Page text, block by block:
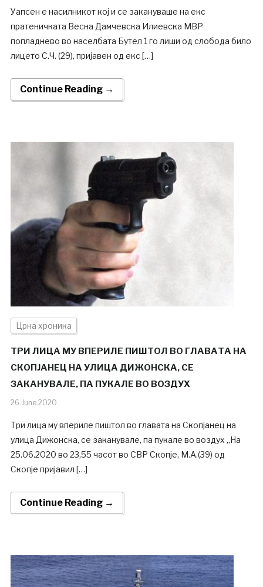
Уапсен е насилникот кој и се закануваше на екс
пратеничката Весна Дамчевска Илиевска МВР
попладнево во населбата Бутел 1 го лиши од слобода било
лицето С.Ч. (29), пријавен од екс […]
Continue Reading →
Црна хроника
ТРИ ЛИЦА МУ ВПЕРИЛЕ ПИШТОЛ ВО ГЛАВАТА НА
СКОПЈАНЕЦ НА УЛИЦА ДИЖОНСКА, СЕ
ЗАКАНУВАЛЕ, ПА ПУКАЛЕ ВО ВОЗДУХ
26.June.2020
Три лица му впериле пиштол во главата на Скопјанец на
улица Дижонска, се заканувале, па пукале во воздух „На
25.06.2020 во 23,55 часот во СВР Скопје, М.А.(39) од
Скопје пријавил […]
Continue Reading →